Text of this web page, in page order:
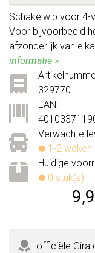
Schakelwip voor 4-
Voor bijvoorbeeld
afzonderlijk van
informatie »
Verwachte
1-2 weken
Huidige
0 stuk(s)
329770
EAN:
officiële Gira